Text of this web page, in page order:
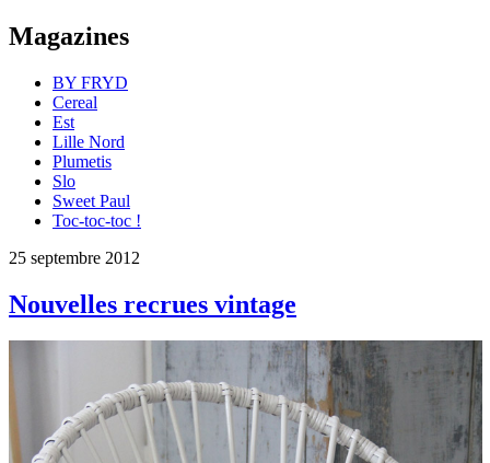
Magazines
BY FRYD
Cereal
Est
Lille Nord
Plumetis
Slo
Sweet Paul
Toc-toc-toc !
25 septembre 2012
Nouvelles recrues vintage